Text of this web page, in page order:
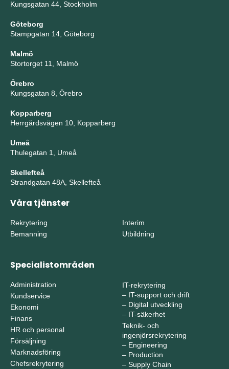
Kungsgatan 44, Stockholm
Göteborg
Stampgatan 14, Göteborg
Malmö
Stortorget 11, Malmö
Örebro
Kungsgatan 8, Örebro
Kopparberg
Herrgårdsvägen 10, Kopparberg
Umeå
Thulegatan 1, Umeå
Skellefteå
Strandgatan 48A, Skellefteå
Våra tjänster
Rekrytering
Bemanning
Interim
Utbildning
Specialistområden
Administration
Kundservice
Ekonomi
Finans
HR och personal
Försäljning
Marknadsföring
Chefsrekrytering
IT-rekrytering
– IT-support och drift
– Digital utveckling
– IT-säkerhet
Teknik- och
ingenjörsrekrytering
– Engineering
– Production
– Supply Chain